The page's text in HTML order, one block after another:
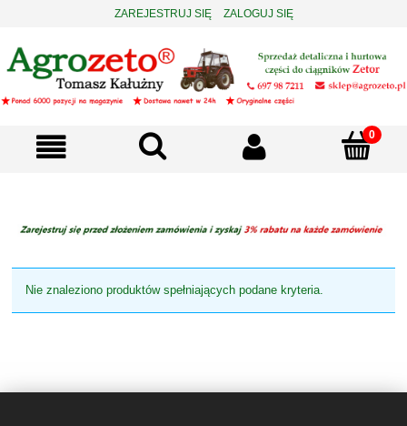
ZAREJESTRUJ SIĘ ZALOGUJ SIĘ
Nie znaleziono produktów spełniających podane kryteria.